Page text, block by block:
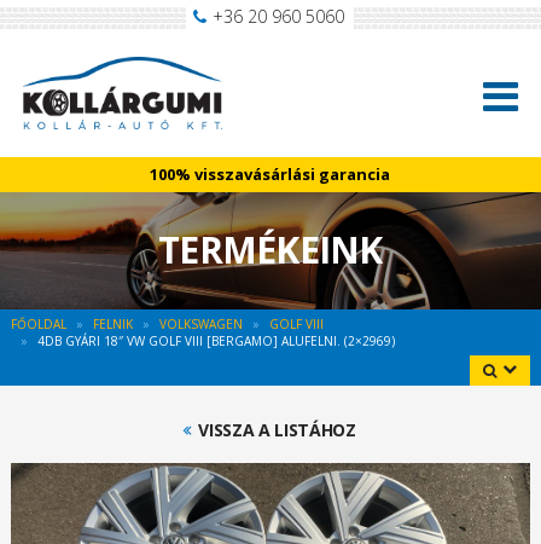
+36 20 960 5060
100% visszavásárlási garancia
TERMÉKEINK
FŐOLDAL FELNIK VOLKSWAGEN
GOLF VIII
4DB GYÁRI 18″ VW GOLF VIII [BERGAMO] ALUFELNI. (2×2969)
VISSZA A LISTÁHOZ